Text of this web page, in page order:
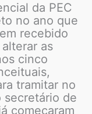
da PEC
no ano que
recebido
as
cinco
tramitar no
secretário de
começaram